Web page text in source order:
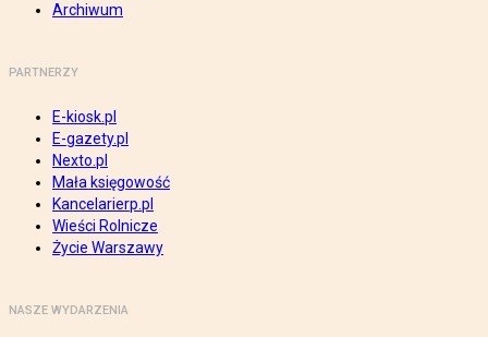
Archiwum
PARTNERZY
E-kiosk.pl
E-gazety.pl
Nexto.pl
Mała księgowość
Kancelarierp.pl
Wieści Rolnicze
Życie Warszawy
NASZE WYDARZENIA